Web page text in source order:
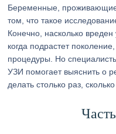
Беременные,
том, что такое
Конечно, насколько вреден
когда подрастет
процедуры. Но
УЗИ помогает выяснить о
делать столько раз,